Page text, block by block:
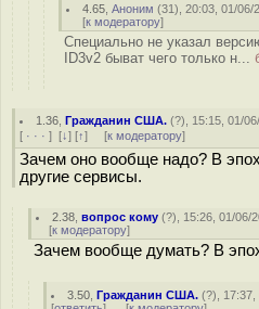
4.65 ,Аноним (31), 20:03, 01/06/
[к модератору]
Специально не указал
ID3v2 быват чего только н...
1.36 ,Гражданин США. (?), 15:15, 01/
[ · · · ] [↓] [↑] [к модератору]
Зачем оно вообще надо? В
другие сервисы.
2.38 ,вопрос кому (?), 15:26, 01/06/
[к модератору]
Зачем вообще думать? В
3.50 ,Гражданин США. (?), 17:37,